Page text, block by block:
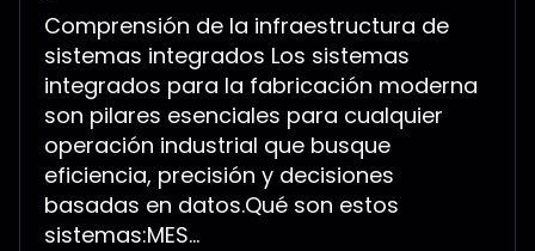
Comprensión de la infraestructura de
sistemas integrados Los sistemas
integrados para la fabricación moderna
son pilares esenciales para cualquier
operación industrial que busque
eficiencia, precisión y decisiones
basadas en datos.Qué son estos
sistemas:MES...